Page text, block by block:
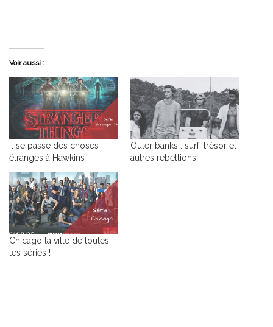
Voir aussi :
Il se passe des choses
étranges à Hawkins
Outer banks : surf, trésor et
autres rebellions
Chicago la ville de toutes
les séries !